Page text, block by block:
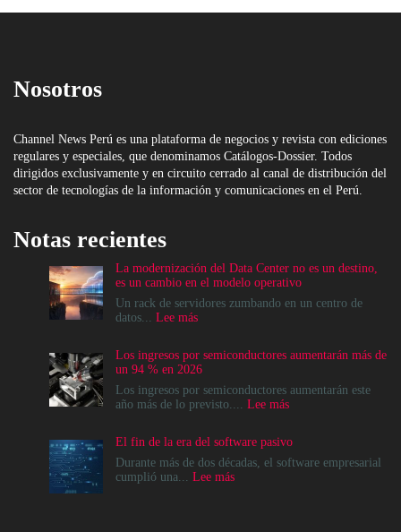
Nosotros
Channel News Perú es una plataforma de negocios y revista con ediciones
regulares y especiales, que denominamos Catálogos-Dossier. Todos
dirigidos exclusivamente y en circuito cerrado al canal de distribución del
sector de tecnologías de la información y comunicaciones en el Perú.
Notas recientes
La modernización del Data Center no es un destino,
es un cambio en el modelo operativo
Un rack de servidores zumbando en un centro de
datos... Lee más:
del
Data
Center
no
destino,
es
un
Los ingresos por semiconductores aumentarán más de
un 94 % en 2026
Los ingresos por semiconductores aumentarán este
año más de lo previsto.... Lee más:
por
semiconductores
El fin de la era del software pasivo
Durante más de dos décadas, el software empresarial
cumplió una... Lee más: